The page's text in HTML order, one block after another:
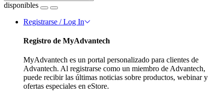
disponibles
Registrarse / Log In
Registro de MyAdvantech
MyAdvantech es un portal personalizado para clientes de
Advantech. Al registrarse como un miembro de Advantech,
puede recibir las últimas noticias sobre productos, webinar y
ofertas especiales en eStore.